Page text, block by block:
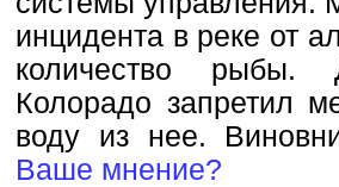
инцидента в реке от
количество рыбы.
Колорадо запретил
воду из нее.
Ваше мнение?